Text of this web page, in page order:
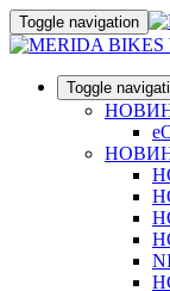
Toggle navigation
Toggle